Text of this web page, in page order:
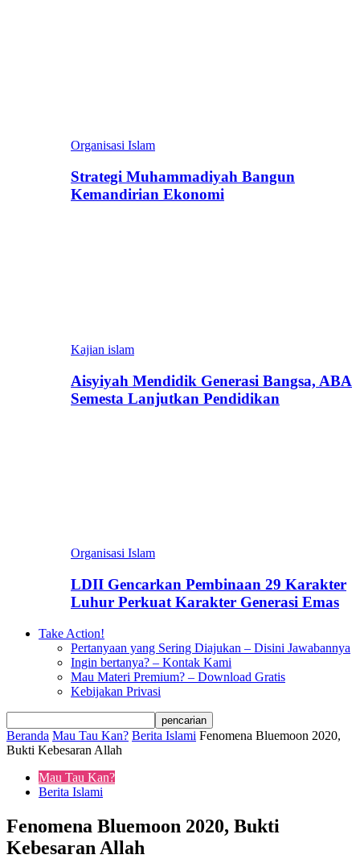
Organisasi Islam
Strategi Muhammadiyah Bangun
Kemandirian Ekonomi
Kajian islam
Aisyiyah Mendidik Generasi Bangsa, ABA
Semesta Lanjutkan Pendidikan
Organisasi Islam
LDII Gencarkan Pembinaan 29 Karakter
Luhur Perkuat Karakter Generasi Emas
Take Action!
Pertanyaan yang Sering Diajukan – Disini Jawabannya
Ingin bertanya? – Kontak Kami
Mau Materi Premium? – Download Gratis
Kebijakan Privasi
Beranda Mau Tau Kan? Berita Islami Fenomena Bluemoon 2020,
Bukti Kebesaran Allah
Mau Tau Kan?
Berita Islami
Fenomena Bluemoon 2020, Bukti
Kebesaran Allah